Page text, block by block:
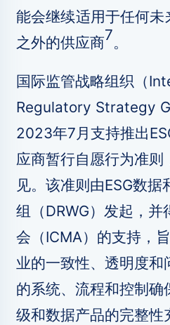
能会继续适用于任何
之外的供应商7。
国际监管战略组织（
Regulatory Strategy
2023年7月支持推出
应商暂行自愿行为准则
见。该准则由ESG数
组（DRWG）发起，
会（ICMA）的支持，
业的一致性、透明度和
的系统、流程和控制确
级和数据产品的完整性